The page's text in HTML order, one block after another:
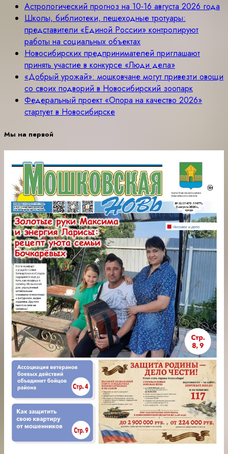
Астрологический прогноз на 10-16 августа 2026 года
Школы, библиотеки, пешеходные тротуары:
представители «Единой России» контролируют
работы на социальных объектах
Новосибирских предпринимателей приглашают
принять участие в конкурсе «Люди дела»
«Добрый урожай»: мошковчане могут привезти овощи
со своих подворий в Новосибирский зоопарк
Федеральный проект «Опора на качество 2026»
стартует в Новосибирске
Мы на первой